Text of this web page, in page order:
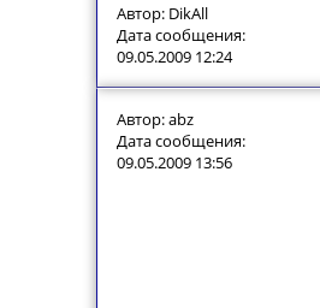
Автор: DikAll
Дата сообщения:
09.05.2009 12:24
Автор: abz
Дата сообщения:
09.05.2009 13:56